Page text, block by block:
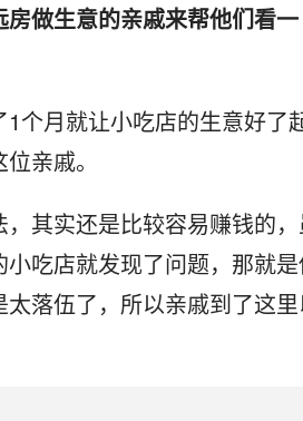
房做生意的亲戚来帮他们看一
个月就让小吃店的生意好了
亲戚。
其实还是比较容易赚钱的，
吃店就发现了问题，那就
落伍了，所以亲戚到了这